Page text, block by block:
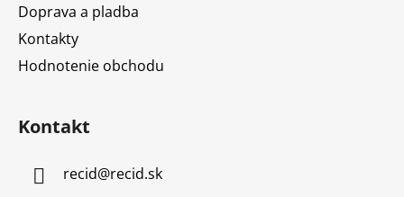
Doprava a pladba
Kontakty
Hodnotenie obchodu
Kontakt
recid@recid.sk